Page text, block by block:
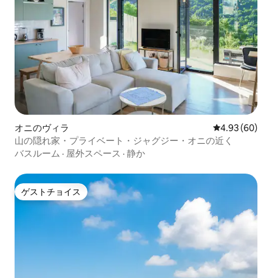
オニのヴィラ レビュー60
4.93 (60)
山の隠れ家・プライベート・ジャグジー・オニの近く
バスルーム · 屋外スペース · 静か
ゲストチョイス
ゲストチョイス